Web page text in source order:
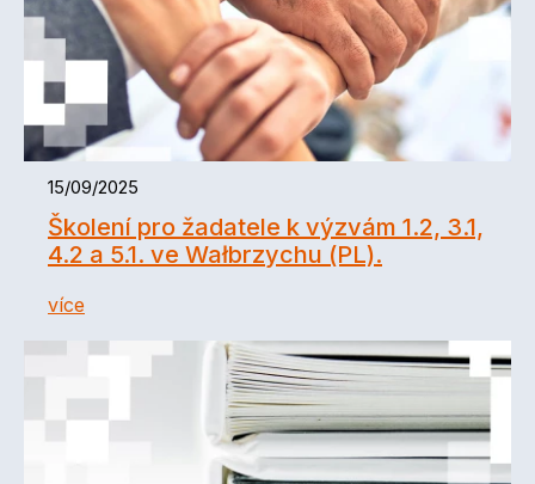
15/09/2025
Školení pro žadatele k výzvám 1.2, 3.1,
4.2 a 5.1. ve Wałbrzychu (PL).
více